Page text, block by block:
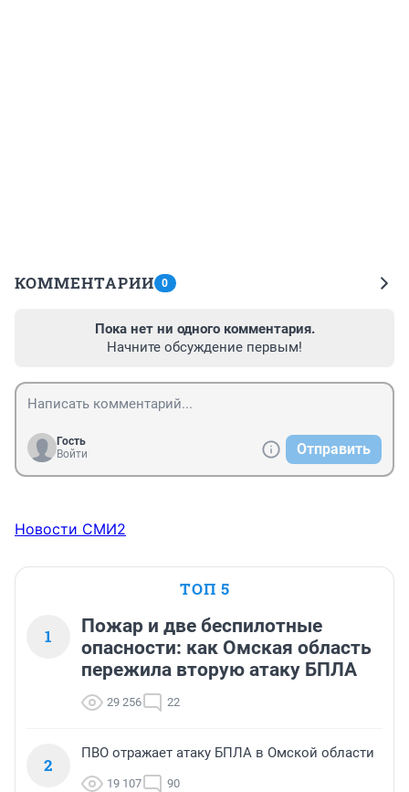
КОММЕНТАРИИ 0
Пока нет ни одного комментария.
Начните обсуждение первым!
Гость
Войти
Отправить
Новости СМИ2
ТОП 5
1
Пожар и две беспилотные
опасности: как Омская область
пережила вторую атаку БПЛА
29 256 22
2
ПВО отражает атаку БПЛА в Омской области
19 107 90